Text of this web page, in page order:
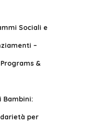
Sociali e
–
&
Bambini:
per